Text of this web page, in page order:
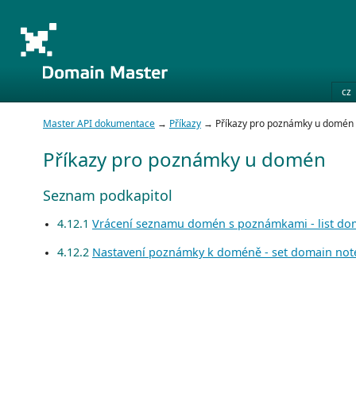
cz
Master API dokumentace → Příkazy → Příkazy pro poznámky u domén
Příkazy pro poznámky u domén
Seznam podkapitol
4.12.1 Vrácení seznamu domén s poznámkami - list
4.12.2 Nastavení poznámky k doméně - set domain